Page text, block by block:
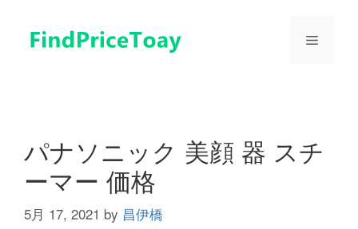
メ
パナソニック 美顔 器 スチ
ーマー 価格
5月 17, 2021 by 昌伊橋